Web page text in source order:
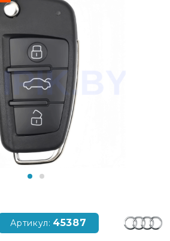
Артикул: 45387